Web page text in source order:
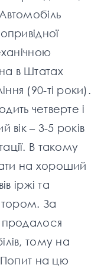
в Штатах
(90-ті роки).
четверте і
вік – 3-5 років
В такому
на хороший
іржі та
За
продалося
тому на
Попит на цю